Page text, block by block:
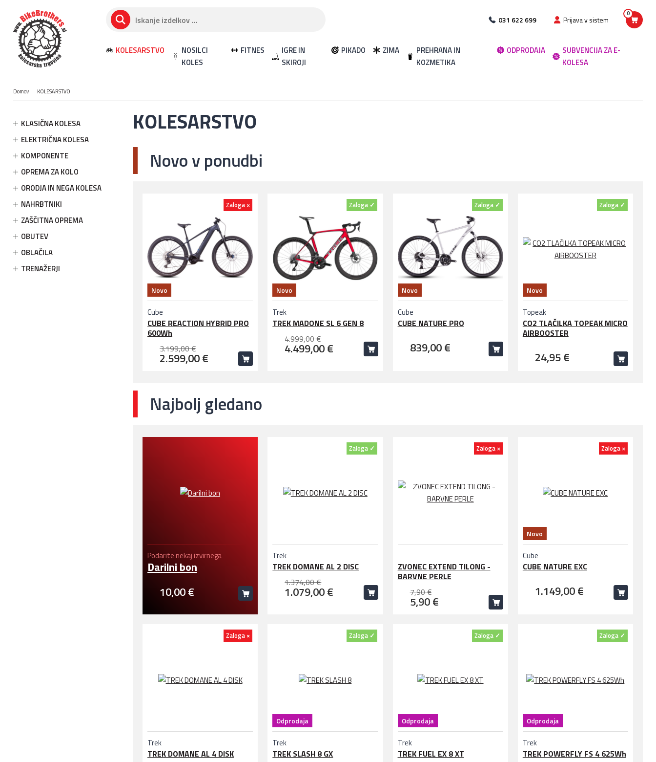
031 622 699 Prijava v sistem
0
KOLESARSTVO
NOSILCI
KOLES
FITNES
IGRE IN
SKIROJI
PIKADO ZIMA
PREHRANA IN
KOZMETIKA
ODPRODAJA
SUBVENCIJA ZA E-
KOLESA
Domov KOLESARSTVO
KLASIČNA KOLESA
ELEKTRIČNA KOLESA
KOMPONENTE
OPREMA ZA KOLO
ORODJA IN NEGA KOLESA
NAHRBTNIKI
ZAŠČITNA OPREMA
OBUTEV
OBLAČILA
TRENAŽERJI
KOLESARSTVO
Novo v ponudbi
Novo
Zaloga ×
Cube
CUBE REACTION HYBRID PRO
600Wh
3.199,00 €
2.599,00 €
Novo
Zaloga ✓
Trek
TREK MADONE SL 6 GEN 8
4.999,00 €
4.499,00 €
Novo
Zaloga ✓
Cube
CUBE NATURE PRO
839,00 €
Novo
Zaloga ✓
Topeak
CO2 TLAČILKA TOPEAK MICRO
AIRBOOSTER
24,95 €
Najbolj gledano
Podarite nekaj izvirnega
Darilni bon
10,00 €
Zaloga ✓
Trek
TREK DOMANE AL 2 DISC
1.374,00 €
1.079,00 €
Zaloga ×
ZVONEC EXTEND TILONG -
BARVNE PERLE
7,90 €
5,90 €
Novo
Zaloga ×
Cube
CUBE NATURE EXC
1.149,00 €
Zaloga ×
Trek
TREK DOMANE AL 4 DISK
Odprodaja
Zaloga ✓
Trek
TREK SLASH 8 GX
Odprodaja
Zaloga ✓
Trek
TREK FUEL EX 8 XT
Odprodaja
Zaloga ✓
Trek
TREK POWERFLY FS 4 625Wh